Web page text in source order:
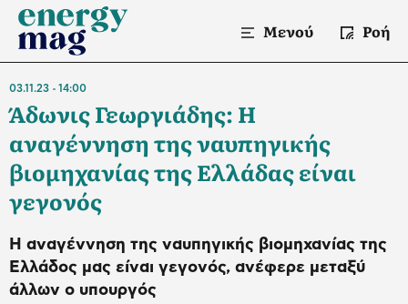
Μενού Ροή
03.11.23 14:00
Άδωνις Γεωργιάδης: Η
αναγέννηση της ναυπηγικής
βιομηχανίας της Ελλάδας είναι
γεγονός
Η αναγέννηση της ναυπηγικής βιομηχανίας της
Ελλάδος μας είναι γεγονός, ανέφερε μεταξύ
άλλων ο υπουργός